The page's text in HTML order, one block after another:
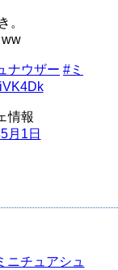
。
ナウザー #ミ
情報
月1日
ニチュアシュ